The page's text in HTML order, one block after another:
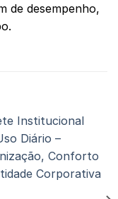
de desempenho,